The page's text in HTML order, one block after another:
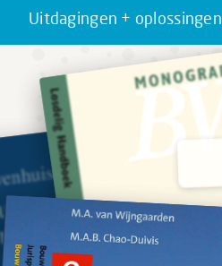
Uitdagingen + oplossingen